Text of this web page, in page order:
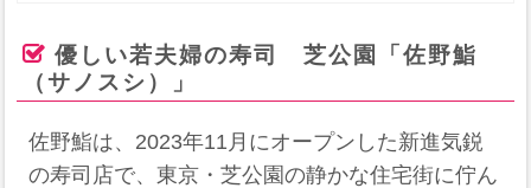
優しい若夫婦の寿司 芝公園「佐野鮨
（サノスシ）」
佐野鮨は、2023年11月にオープンした新進気鋭
の寿司店で、東京・芝公園の静かな住宅街に佇ん